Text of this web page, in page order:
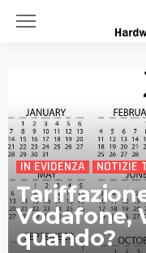
IN EVIDENZA NOTIZIE
Vodafone,
quando?